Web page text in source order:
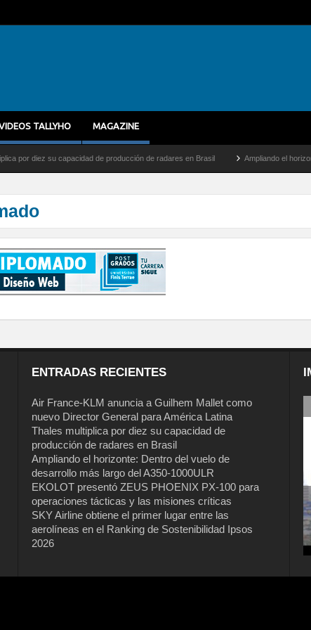
TALLYHO MAGAZINE
por diez su capacidad de producción de radares en Brasil Ampliando el
ENTRADAS RECIENTES
Air France-KLM anuncia a Guilhem Mallet como
nuevo Director General para América Latina
Thales multiplica por diez su capacidad de
producción de radares en Brasil
Ampliando el horizonte: Dentro del vuelo de
desarrollo más largo del A350-1000ULR
EKOLOT presentó ZEUS PHOENIX PX-100 para
operaciones tácticas y las misiones críticas
SKY Airline obtiene el primer lugar entre las
aerolíneas en el Ranking de Sostenibilidad Ipsos
2026